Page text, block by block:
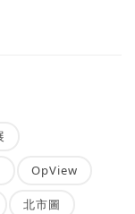
OpView
北市圖